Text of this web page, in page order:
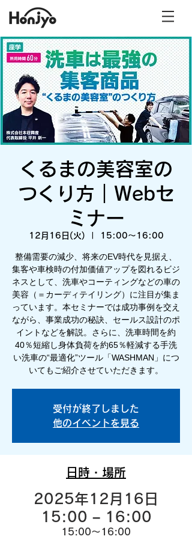
くるまの美容室の
つくり方｜Webセ
ミナー
12月16日(火) 15:00～16:00
整備需要の減少、将来のEV時代を見据え、
集客や車検時の付加価値アップを図れるビジ
ネスとして、洗車やコーティングなどの車の
美容（＝カーディテイリング）に注目が集ま
っています。本セミナーでは成功事例を交え
ながら、事業成功の秘訣、セールス設計のポ
イントなどを解説。さらに、洗車時間を約
40％短縮し身体負荷を約65％軽減する手洗
い洗車の“最適化”ツール「WASHMAN」につ
いてもご紹介させていただきます。
受付が終了しました
他のイベントを見る
日時・場所
2025年12月16日
15:00 – 16:00
15:00～16:00